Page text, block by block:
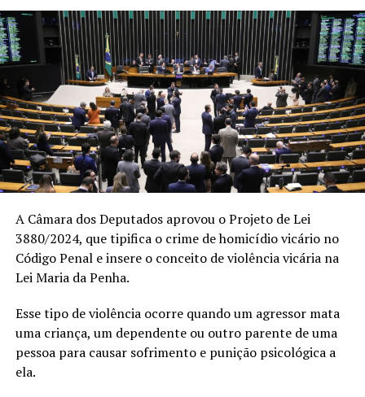
A Câmara dos Deputados aprovou o Projeto de Lei
3880/2024, que tipifica o crime de homicídio vicário no
Código Penal e insere o conceito de violência vicária na
Lei Maria da Penha.
Esse tipo de violência ocorre quando um agressor mata
uma criança, um dependente ou outro parente de uma
pessoa para causar sofrimento e punição psicológica a
ela.